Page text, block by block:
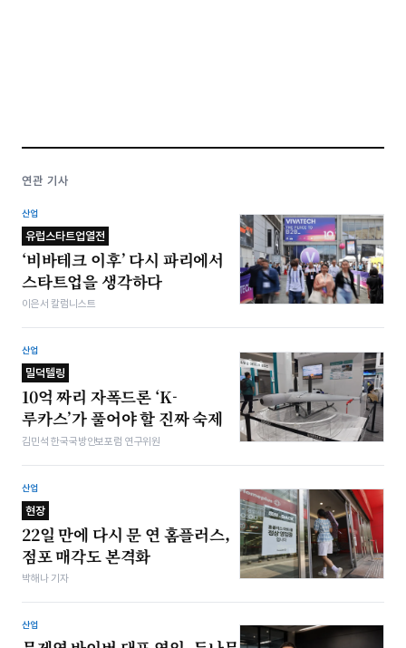
연관 기사
산업
유럽스타트업열전
‘비바테크 이후’ 다시 파리에서
스타트업을 생각하다
이은서 칼럼니스트
산업
밀덕텔링
10억 짜리 자폭드론 ‘K-
루카스’가 풀어야 할 진짜 숙제
김민석 한국국방안보포럼 연구위원
산업
현장
22일 만에 다시 문 연 홈플러스,
점포 매각도 본격화
박해나 기자
산업